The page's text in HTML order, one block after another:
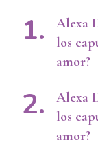
Alexa
los
amor?
Alexa
los
amor?